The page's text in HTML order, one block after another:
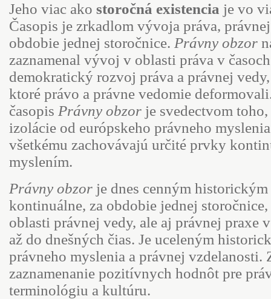
Jeho viac ako storočná existencia je vo
Časopis je zrkadlom vývoja práva,
obdobie jednej storočnice. Právny obzor
zaznamenal vývoj v oblasti práva v
demokratický rozvoj práva a právnej
ktoré právo a právne vedomie
časopis Právny obzor je svedectvom
izolácie od európskeho právneho
všetkému zachovávajú určité prvky
myslením.
Právny obzor je dnes cenným
kontinuálne, za obdobie jednej
oblasti právnej vedy, ale aj právnej praxe
až do dnešných čias. Je uceleným
právneho myslenia a právnej vzdelanosti.
zaznamenanie pozitívnych hodnôt pre
terminológiu a kultúru.